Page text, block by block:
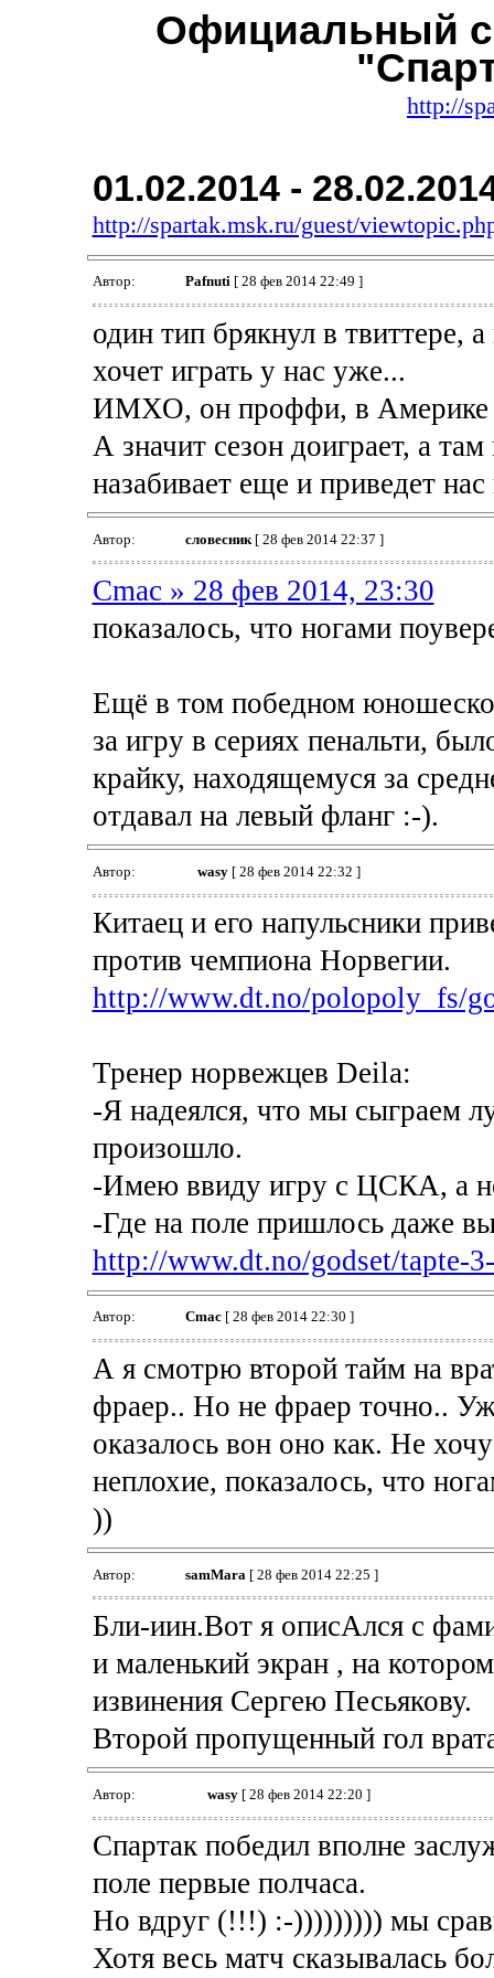
Официальный
http://
01.02.2014 -
http://spartak.msk.ru/guest/
Автор: Pafnuti[ 28 фев 2014 22:49 ]
один тип брякнул в твиттере,
хочет играть у нас уже...
ИМХО, он проффи, в Америке
А значит сезон доиграет, а
назабивает еще и приведет
Автор: словесник[ 28 фев 2014 22:37 ]
Cmac » 28 фев 2014, 23:30
показалось, что ногами
Ещё в том победном
за игру в сериях пенальти,
крайку, находящемуся за
отдавал на левый фланг :-).
Автор: wasy[ 28 фев 2014 22:32 ]
Китаец и его напульсники
против чемпиона Норвегии.
http://www.dt.no/polopoly_fs/
Тренер норвежцев Deila:
-Я надеялся, что мы сыграем
произошло.
-Имею ввиду игру с ЦСКА, а
-Где на поле пришлось даже
http://www.dt.no/godset/tapte-
Автор: Cmac[ 28 фев 2014 22:30 ]
А я смотрю второй тайм на
фраер.. Но не фраер точно..
оказалось вон оно как. Не
неплохие, показалось, что
))
Автор: samMara [ 28 фев 2014 22:25 ]
Бли-иин.Вот я описАлся с
и маленький экран , на
извинения Сергею Песьякову.
Второй пропущенный гол
Автор: wasy[ 28 фев 2014 22:20 ]
Спартак победил вполне
поле первые полчаса.
Но вдруг (!!!) :-))))))))) мы
Хотя весь матч сказывалась